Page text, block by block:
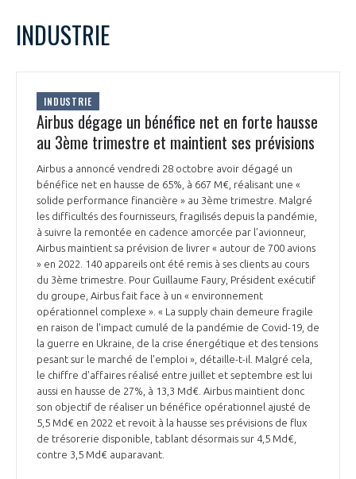
PRÉSENTATION
NOTRE VISION
NOS MISSIONS
NOTRE HISTOIRE
ORGANISATION
LE CONSEIL DU GIFAS
L’ÉQUIPE DU GIFAS
NOS RÉSEAUX À L'INTERNATIONAL
FONCTIONNEMENT
GEADS
COMITÉ AERO PME
STARTAIR
COMMISSIONS ET COMITÉS
ACCOMPAGNEMENT DE NOS ADHÉRENTS
LES PROGRAMMES DU GIFAS
UN ÉCOSYSTÈME INTÉGRÉ ET COHÉRENT
POURQUOI DEVENIR MEMBRE ?
LA MÉDIATION
LA MÉDIATION DANS LA FILIÈRE AÉRONAUTIQUE ET SPATIALE
LE MÉDIATEUR DE LA FILIÈRE AÉRONAUTIQUE ET SPATIALE
MÉDIATION ET CHARTE D’ENGAGEMENT SUR LES RELATIONS ENTRE
CLIENTS ET FOURNISSEURS
LE SALON DU BOURGET
L'OBSERVATOIRE
CHIFFRES CLÉS
L
1
2
12 15
17
22
31
INDUSTRIE
INDUSTRIE
Airbus dégage un bénéfice net en forte hausse
au 3ème trimestre et maintient ses prévisions
Airbus a annoncé vendredi 28 octobre avoir dégagé un
bénéfice net en hausse de 65%, à 667 M€, réalisant une «
solide performance financière » au 3ème trimestre. Malgré
les difficultés des fournisseurs, fragilisés depuis la pandémie,
à suivre la remontée en cadence amorcée par l'avionneur,
Airbus maintient sa prévision de livrer « autour de 700 avions
» en 2022. 140 appareils ont été remis à ses clients au cours
du 3ème trimestre. Pour Guillaume Faury, Président exécutif
du groupe, Airbus fait face à un « environnement
opérationnel complexe ». « La supply chain demeure fragile
en raison de l'impact cumulé de la pandémie de Covid-19, de
la guerre en Ukraine, de la crise énergétique et des tensions
pesant sur le marché de l'emploi », détaille-t-il. Malgré cela,
le chiffre d'affaires réalisé entre juillet et septembre est lui
aussi en hausse de 27%, à 13,3 Md€. Airbus maintient donc
son objectif de réaliser un bénéfice opérationnel ajusté de
5,5 Md€ en 2022 et revoit à la hausse ses prévisions de flux
de trésorerie disponible, tablant désormais sur 4,5 Md€,
contre 3,5 Md€ auparavant.
Rejoignez une filière d’excellence et développez
Découvrez les avantages d'adhérer au GIFAS.
Rencontres, salons, données sectorielles,
programmes ...
DEMANDE D’ADHÉSION